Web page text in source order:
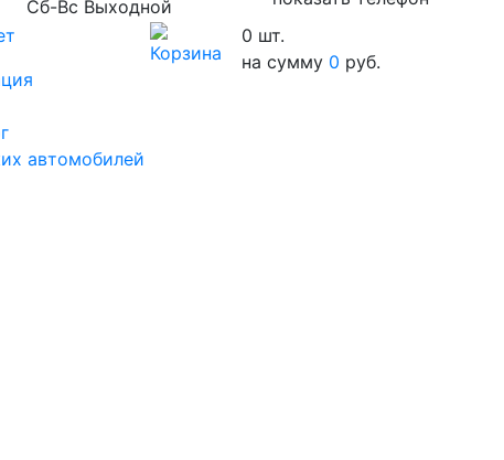
Сб-Вс Выходной
0 шт.
на сумму 0 руб.
автомобилей